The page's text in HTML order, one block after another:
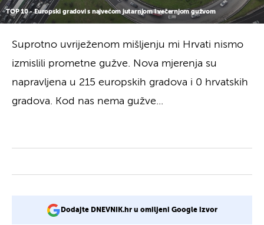
TOP 10 - Europski gradovi s najvećom jutarnjom i večernjom gužvom
Suprotno uvriježenom mišljenju mi Hrvati nismo
izmislili prometne gužve. Nova mjerenja su
napravljena u 215 europskih gradova i 0 hrvatskih
gradova. Kod nas nema gužve...
Dodajte DNEVNIK.hr u omiljeni Google izvor